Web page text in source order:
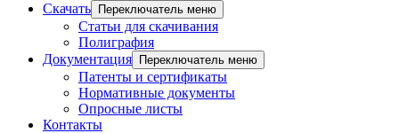
Скачать
Переключатель меню
Статьи для скачивания
Полиграфия
Документация
Переключатель меню
Патенты и сертификаты
Нормативные документы
Опросные листы
Контакты